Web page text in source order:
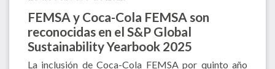
FEMSA y Coca-Cola FEMSA son
reconocidas en el S&P Global
Sustainability Yearbook 2025
La inclusión de Coca-Cola FEMSA por quinto año